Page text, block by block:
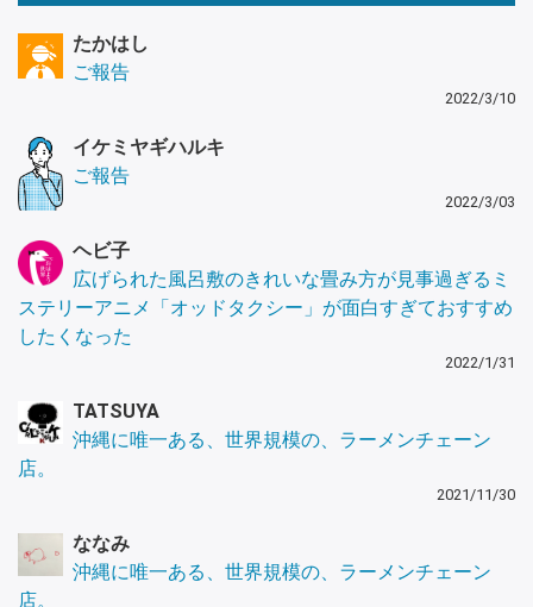
たかはし
ご報告
2022/3/10
イケミヤギハルキ
ご報告
2022/3/03
ヘビ子
広げられた風呂敷のきれいな畳み方が見事過ぎるミ
ステリーアニメ「オッドタクシー」が面白すぎておすすめ
したくなった
2022/1/31
TATSUYA
沖縄に唯一ある、世界規模の、ラーメンチェーン
店。
2021/11/30
ななみ
沖縄に唯一ある、世界規模の、ラーメンチェーン
店。